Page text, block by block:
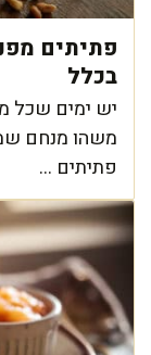
בכלל
יש ימים שכל
משהו מנחם
פתיתים ...